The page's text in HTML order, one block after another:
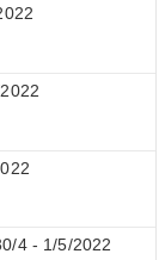
4 - 1/5/2022